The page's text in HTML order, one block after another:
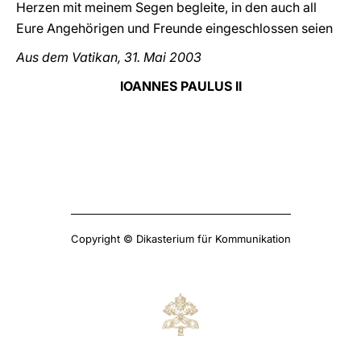
Herzen mit meinem Segen begleite, in den auch all
Eure Angehörigen und Freunde eingeschlossen seien
Aus dem Vatikan, 31. Mai 2003
IOANNES PAULUS II
Copyright © Dikasterium für Kommunikation